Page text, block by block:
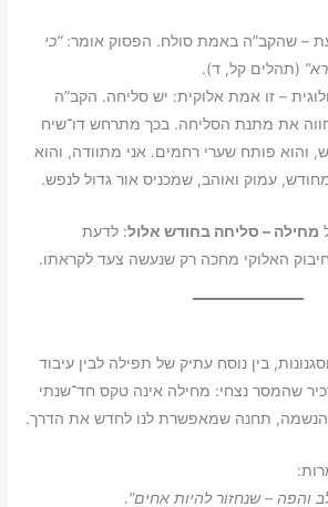
– שהקב”ה באמת סולח. הפסוק אומר:“כי
(תהלים קל, ד).
– זו אמת אלוקית: יש סליחה. הקב”ה
את מתנת הסליחה. בכך מתרחש דו־שיח
והוא פותח שערי רחמים. אני מתוודה, והוא
עמוק ואוהב, שמכניס אור גדול לנפש.
מחילה – סליחה בחודש אלול: לדעת
האלוקי מחכה רק שנעשה צעד לקראתו.
בין נוסח עתיק של תפילה לבין עיבוד
שהמסר נצחי: מחילה אינה טקס חד־שנתי
תחנה שמאפשרת לנו לחדש את הדרך.
והפה – שנחזור להיות אחים”.